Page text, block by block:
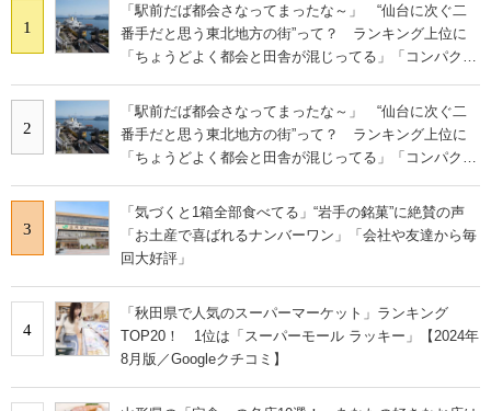
1
「駅前だば都会さなってまったな～」 “仙台に次ぐ二
番手だと思う東北地方の街”って？ ランキング上位に
「ちょうどよく都会と田舎が混じってる」「コンパクト
2
「駅前だば都会さなってまったな～」 “仙台に次ぐ二
番手だと思う東北地方の街”って？ ランキング上位に
「ちょうどよく都会と田舎が混じってる」「コンパクト
3
「気づくと1箱全部食べてる」“岩手の銘菓”に絶賛の声
「お土産で喜ばれるナンバーワン」「会社や友達から毎
回大好評」
4
「秋田県で人気のスーパーマーケット」ランキング
TOP20！ 1位は「スーパーモール ラッキー」【2024年
8月版／Googleクチコミ】